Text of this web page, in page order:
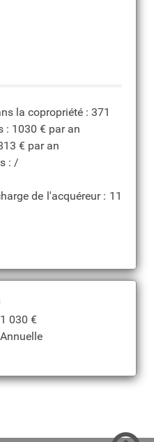
la copropriété : 371
: 1030 € par an
€ par an
: /
de l'acquéreur : 11
030 €